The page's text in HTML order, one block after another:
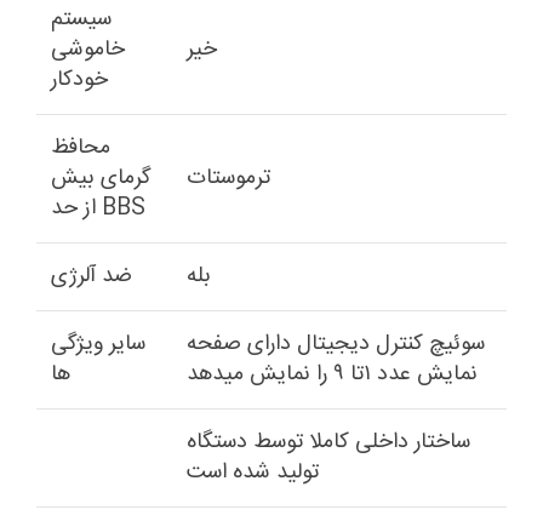
سیستم
خاموشی
خودکار
خیر
محافظ
گرمای بیش
از حد BBS
ضد آلرژی
بله
سایر ویژگی
ها
سوئیچ کنترل دیجیتال دارای صفحه
نمایش عدد ۱تا ۹ را نمایش میدهد
ساختار داخلی کاملا توسط دستگاه
تولید شده است